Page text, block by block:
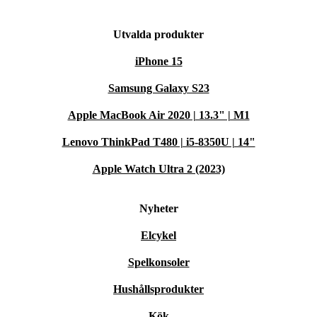
Utvalda produkter
iPhone 15
Samsung Galaxy S23
Apple MacBook Air 2020 | 13.3" | M1
Lenovo ThinkPad T480 | i5-8350U | 14"
Apple Watch Ultra 2 (2023)
Nyheter
Elcykel
Spelkonsoler
Hushållsprodukter